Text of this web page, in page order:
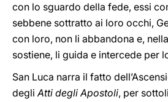
con lo sguardo della fede, essi
sebbene sottratto ai loro occhi,
con loro, non li abbandona e,
sostiene, li guida e intercede per
San Luca narra il fatto
degliAtti degli Apostoli, per